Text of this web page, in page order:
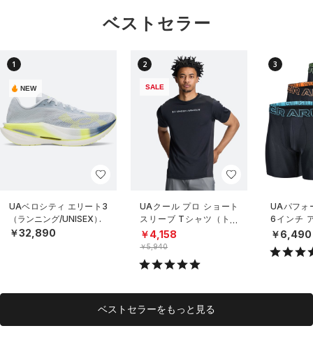
ベストセラー
1
NEW
UAベロシティ エリート3
（ランニング/UNISEX）
￥32,890
2
SALE
UAクール プロ ショート
スリーブ Tシャツ（トレ
ーニング/MEN）
￥4,158
￥5,940
3
UAパフォ
6インチ
（3枚セッ
ング/MEN
￥6,490
ベストセラーをもっと見る